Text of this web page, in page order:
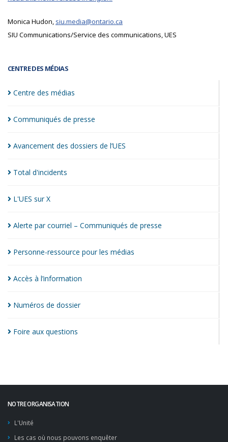
CENTRE DES MÉDIAS
Centre des médias
Communiqués de presse
Avancement des dossiers de l’UES
Total d'incidents
L'UES surX
Alerte par courriel – Communiqués de presse
Personne-ressource pour les médias
Accès à l’information
Numéros de dossier
Foire aux questions
Monica Hudon, siu.media@ontario.ca
SIU Communications/Service des communications, UES
NOTRE ORGANISATION
L'Unité
Les cas où nous pouvons enquêter